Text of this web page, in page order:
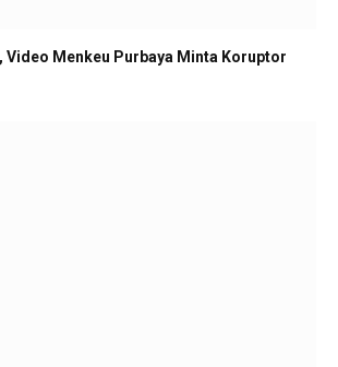
Video Menkeu Purbaya Minta Koruptor